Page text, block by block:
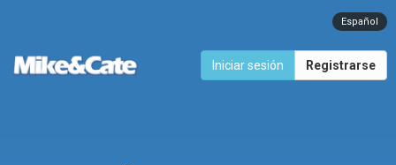
Español
Iniciar sesión Registrarse